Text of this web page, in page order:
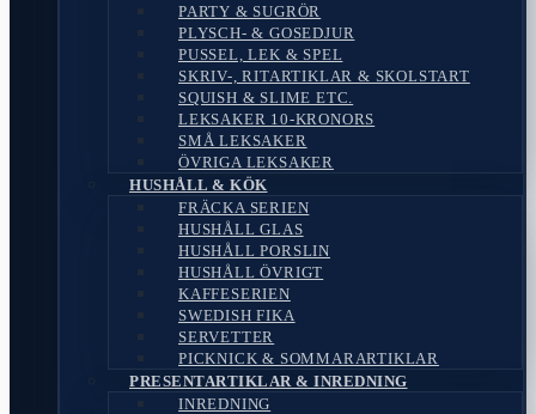
PARTY & SUGRÖR
PLYSCH- & GOSEDJUR
PUSSEL, LEK & SPEL
SKRIV-, RITARTIKLAR & SKOLSTART
SQUISH & SLIME ETC.
LEKSAKER 10-KRONORS
SMÅ LEKSAKER
ÖVRIGA LEKSAKER
HUSHÅLL & KÖK
FRÄCKA SERIEN
HUSHÅLL GLAS
HUSHÅLL PORSLIN
HUSHÅLL ÖVRIGT
KAFFESERIEN
SWEDISH FIKA
SERVETTER
PICKNICK & SOMMARARTIKLAR
PRESENTARTIKLAR & INREDNING
INREDNING